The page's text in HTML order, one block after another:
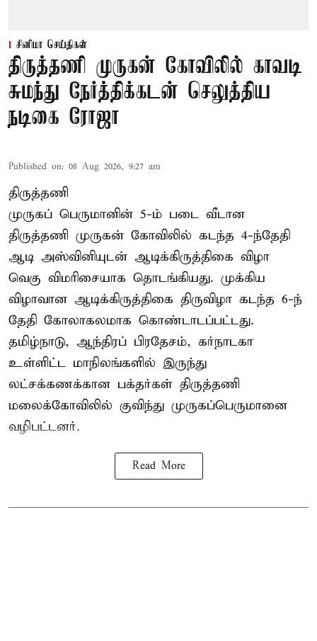
சினிமா செய்திகள்
திருத்தணி முருகன் கோவிலில் காவடி
சுமந்து நேர்த்திக்கடன் செலுத்திய
நடிகை ரோஜா
Published on: 08 Aug 2026, 9:27 am
திருத்தணி
முருகப் பெருமானின் 5-ம் படை வீடான
திருத்தணி முருகன் கோவிலில் கடந்த 4-ந்தேதி
ஆடி அஸ்வினியுடன் ஆடிக்கிருத்திகை விழா
வெகு விமரிசையாக தொடங்கியது. முக்கிய
விழாவான ஆடிக்கிருத்திகை திருவிழா கடந்த 6-ந்
தேதி கோலாகலமாக கொண்டாடப்பட்டது.
தமிழ்நாடு, ஆந்திரப் பிரதேசம், கர்நாடகா
உள்ளிட்ட மாநிலங்களில் இருந்து
லட்சக்கணக்கான பக்தர்கள் திருத்தணி
மலைக்கோவிலில் குவிந்து முருகப்பெருமானை
வழிபட்டனர்.
Read More